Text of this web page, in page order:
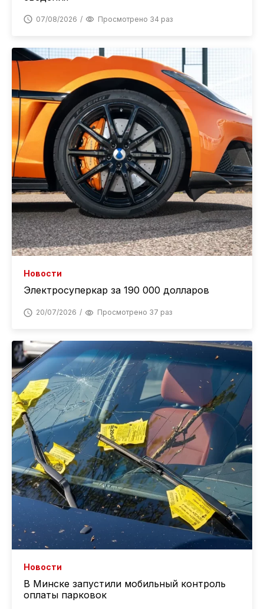
07/08/2026 Просмотрено 34 раз
Новости
Электросуперкар за 190 000 долларов
20/07/2026 Просмотрено 37 раз
Новости
В Минске запустили мобильный контроль
оплаты парковок